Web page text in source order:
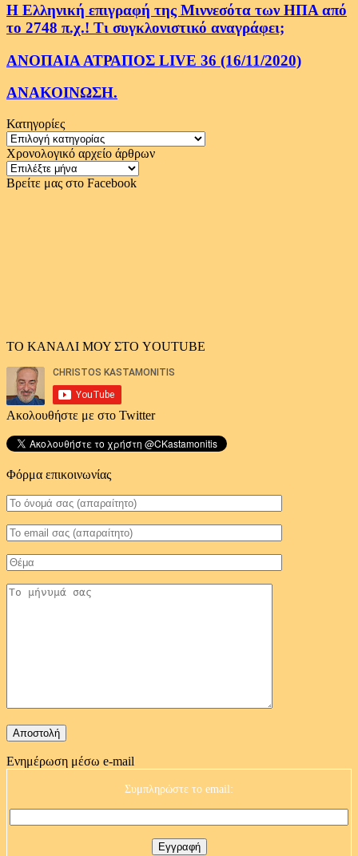
Η Ελληνική επιγραφή της Μιννεσότα των ΗΠΑ από
το 2748 π.χ.! Τι συγκλονιστικό αναγράφει;
ΑΝΟΠΑΙΑ ΑΤΡΑΠΟΣ LIVE 36 (16/11/2020)
ΑΝΑΚΟΙΝΩΣΗ.
Κατηγορίες
Κατηγορίες
Χρονολογικό αρχείο άρθρων
Χρονολογικό
αρχείο
Βρείτε μας στο Facebook
ΤΟ ΚΑΝΑΛΙ ΜΟΥ ΣΤΟ YOUTUBE
Ακολουθήστε με στο Twitter
Φόρμα επικοινωνίας
Ενημέρωση μέσω e-mail
Συμπληρώστε το email: